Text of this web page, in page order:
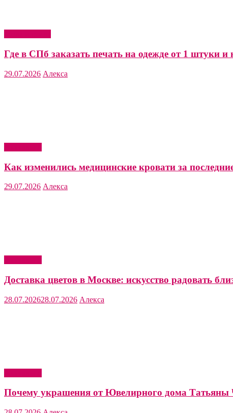
Где в СПб заказать печать на одежде от 1 штуки и
29.07.2026 Алекса
Как изменились медицинские кровати за
29.07.2026 Алекса
Доставка цветов в Москве: искусство радовать
28.07.202628.07.2026 Алекса
Почему украшения от Ювелирного дома Татьяны